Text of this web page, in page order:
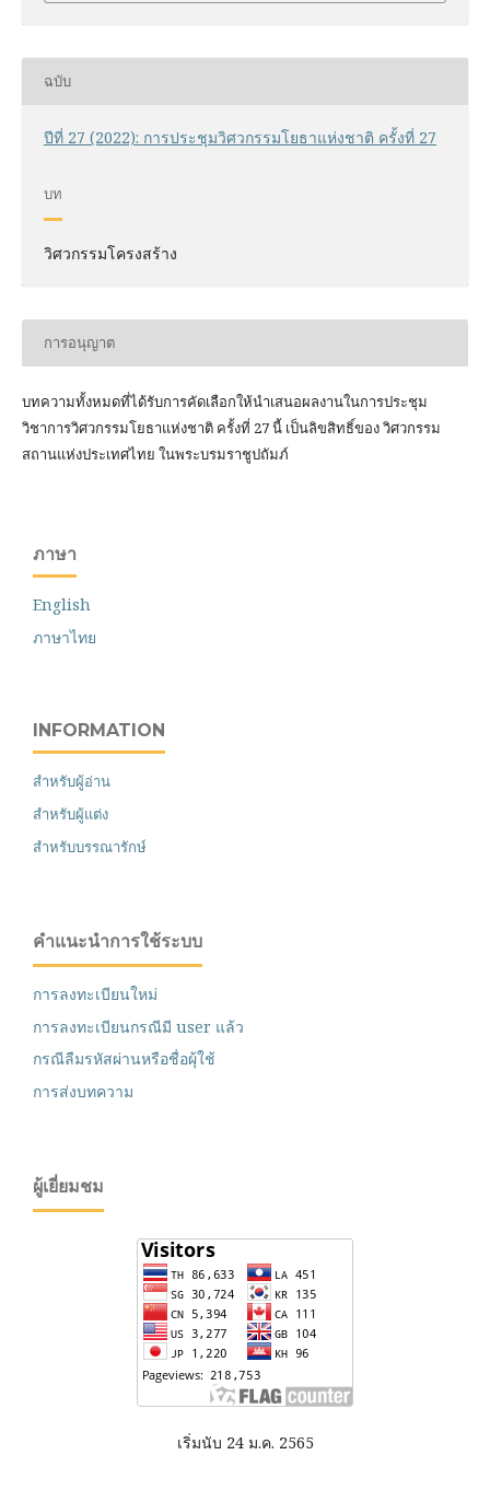
ฉบับ
ปีที่ 27 (2022): การประชุมวิศวกรรมโยธาแห่งชาติ ครั้งที่ 27
บท
วิศวกรรมโครงสร้าง
การอนุญาต
บทความทั้งหมดที่ได้รับการคัดเลือกให้นำเสนอผลงานในการประชุม
วิชาการวิศวกรรมโยธาแห่งชาติ ครั้งที่ 27 นี้ เป็นลิขสิทธิ์ของวิศวกรรม
สถานแห่งประเทศไทย ในพระบรมราชูปถัมภ์
ภาษา
English
ภาษาไทย
INFORMATION
สำหรับผู้อ่าน
สำหรับผู้แต่ง
สำหรับบรรณารักษ์
คำแนะนำการใช้ระบบ
การลงทะเบียนใหม่
การลงทะเบียนกรณีมี user แล้ว
กรณีลืมรหัสผ่านหรือชื่อผุ้ใช้
การส่งบทความ
ผู้เยี่ยมชม
เริ่มนับ 24 ม.ค. 2565